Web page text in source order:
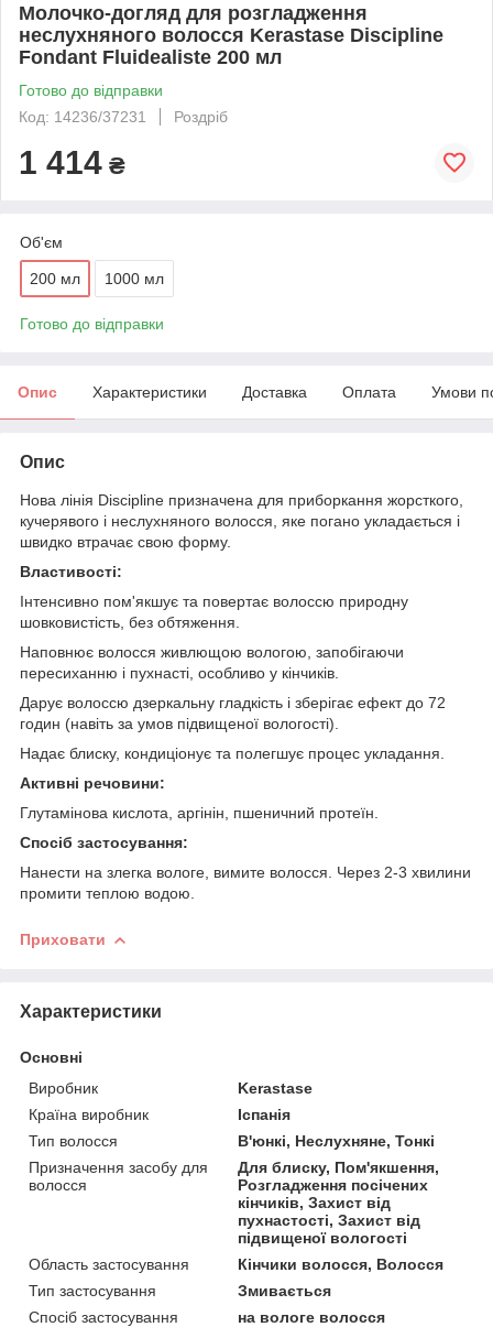
Молочко-догляд для розгладження
неслухняного волосся Kerastase Discipline
Fondant Fluidealiste 200 мл
Готово до відправки
Код: 14236/37231
Роздріб
1 414 ₴
Об'єм
200 мл 1000 мл
Готово до відправки
Опис Характеристики Доставка Оплата Умови
Опис
Нова лінія Discipline призначена для приборкання жорсткого,
кучерявого і неслухняного волосся, яке погано укладається і
швидко втрачає свою форму.
Властивості:
Інтенсивно пом'якшує та повертає волоссю природну
шовковистість, без обтяження.
Наповнює волосся живлющою вологою, запобігаючи
пересиханню і пухнасті, особливо у кінчиків.
Дарує волоссю дзеркальну гладкість і зберігає ефект до 72
годин (навіть за умов підвищеної вологості).
Надає блиску, кондиціонує та полегшує процес укладання.
Активні речовини:
Глутамінова кислота, аргінін, пшеничний протеїн.
Спосіб застосування:
Нанести на злегка вологе, вимите волосся. Через 2-3 хвилини
промити теплою водою.
Приховати
Характеристики
Основні
Виробник
Kerastase
Країна виробник
Іспанія
Тип волосся
В'юнкі, Неслухняне, Тонкі
Призначення засобу для
волосся
Для блиску, Пом'якшення,
Розгладження посічених
кінчиків, Захист від
пухнастості, Захист від
підвищеної вологості
Область застосування
Кінчики волосся, Волосся
Тип застосування
Змивається
Спосіб застосування
на вологе волосся